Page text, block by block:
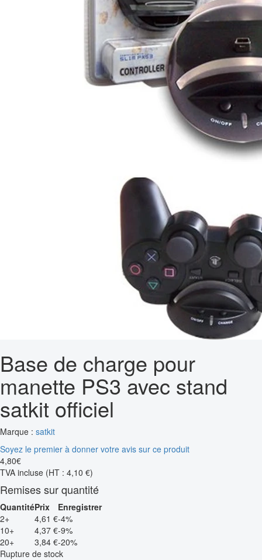
Base de charge pour
manette PS3 avec stand
satkit officiel
Marque : satkit
Soyez le premier à donner votre avis sur ce produit
4,80€
TVA incluse (HT : 4,10 €)
Remises sur quantité
QuantitéPrix
Enregistrer
2+
4,61 €-4%
10+
4,37 €-9%
20+
3,84 €-20%
Rupture de stock